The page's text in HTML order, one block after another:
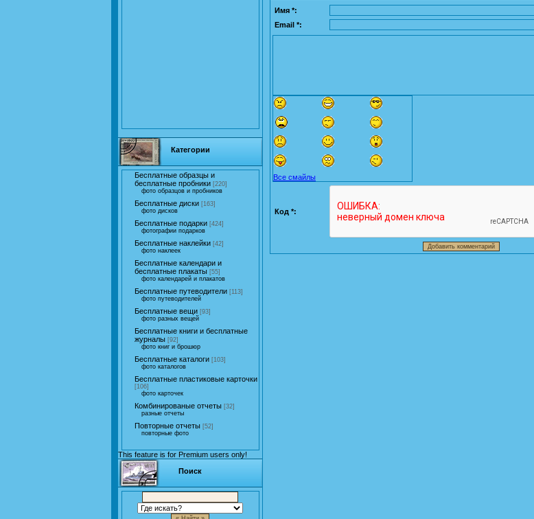
Категории
Бесплатные образцы и
бесплатные пробники [220]
фото образцов и пробников
Бесплатные диски [163]
фото дисков
Бесплатные подарки [424]
фотографии подарков
Бесплатные наклейки [42]
фото наклеек
Бесплатные календари и
бесплатные плакаты [55]
фото календарей и плакатов
Бесплатные путеводители [113]
фото путеводителей
Бесплатные вещи [93]
фото разных вещей
Бесплатные книги и бесплатные
журналы [92]
фото книг и брошюр
Бесплатные каталоги [103]
фото каталогов
Бесплатные пластиковые карточки
[106]
фото карточек
Комбинированые отчеты [32]
разные отчеты
Повторные отчеты [52]
повторные фото
This feature is for Premium users only!
Поиск
Имя *:
Email *:
Все смайлы
Код *: